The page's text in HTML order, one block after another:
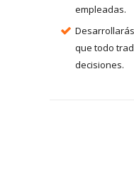
empleadas.
que todo
decisiones.